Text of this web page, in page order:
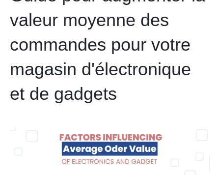
valeur moyenne des
commandes pour votre
magasin d'électronique
et de gadgets